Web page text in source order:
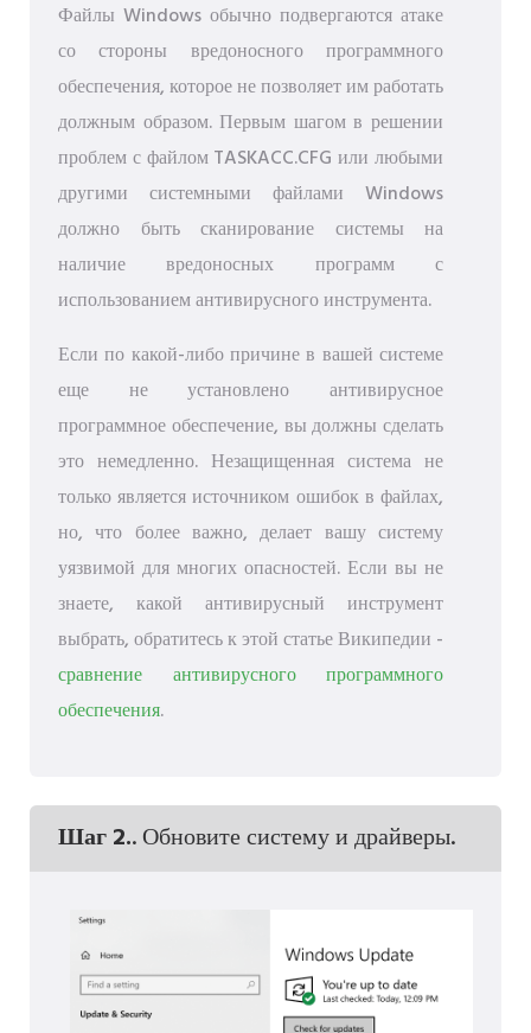
Файлы Windows обычно подвергаются атаке
со стороны вредоносного программного
обеспечения, которое не позволяет им работать
должным образом. Первым шагом в решении
проблем с файлом TASKACC.CFG или любыми
другими системными файлами Windows
должно быть сканирование системы на
наличие вредоносных программ с
использованием антивирусного инструмента.
Если по какой-либо причине в вашей системе
еще не установлено антивирусное
программное обеспечение, вы должны сделать
это немедленно. Незащищенная система не
только является источником ошибок в файлах,
но, что более важно, делает вашу систему
уязвимой для многих опасностей. Если вы не
знаете, какой антивирусный инструмент
выбрать, обратитесь к этой статье Википедии -
сравнение антивирусного программного
обеспечения.
Шаг 2.. Обновите систему и драйверы.